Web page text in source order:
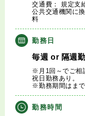
医師に役立つ取材
大学医局紹介
交通費： 規定支
公共交通機関に
料
勤務日
毎週 or 隔週
※月1回～でご相
祝日勤務あり。
※勤務期間はまで
勤務時間